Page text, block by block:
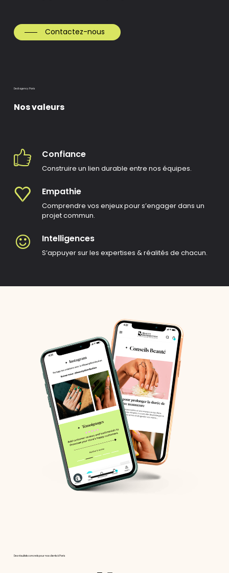
Contactez-nous
Dedi agency Paris
Nos valeurs
Confiance
Construire un lien durable entre nos équipes.
Empathie
Comprendre vos enjeux pour s’engager dans un
projet commun.
Intelligences
S’appuyer sur les expertises & réalités de chacun.
Des résultats concrets pour nos clients à Paris